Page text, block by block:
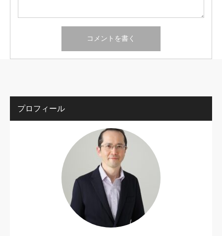
プロフィール